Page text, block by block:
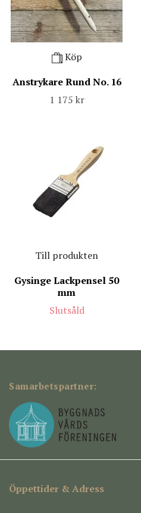
Köp
Anstrykare Rund No. 16
1 175 kr
Till produkten
Gysinge Lackpensel 50
mm
Slutsåld
Samarbetspartner:
Öppettider & Adress